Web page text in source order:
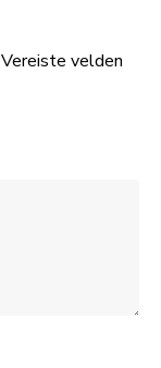
Vereiste velden